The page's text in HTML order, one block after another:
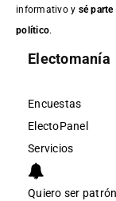
informativo y sé
político.
Electomanía
Encuestas
ElectoPanel
Servicios
Quiero ser patrón